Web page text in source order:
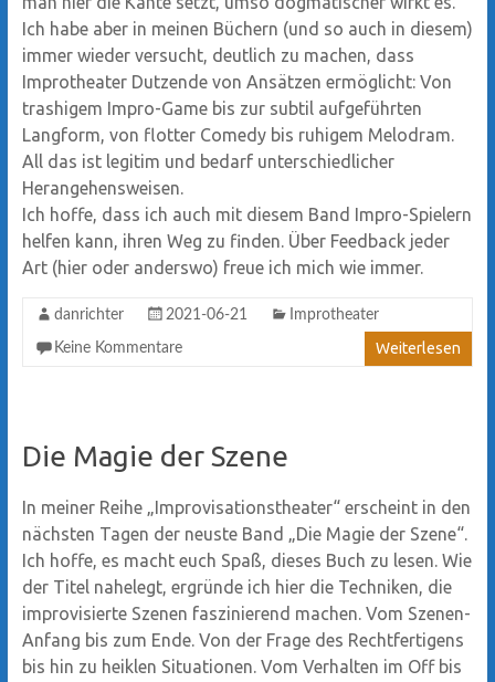
Ich habe aber in meinen Büchern (und so auch in diesem)
immer wieder versucht, deutlich zu machen, dass
Improtheater Dutzende von Ansätzen ermöglicht: Von
trashigem Impro-Game bis zur subtil aufgeführten
Langform, von flotter Comedy bis ruhigem Melodram.
All das ist legitim und bedarf unterschiedlicher
Herangehensweisen.
Ich hoffe, dass ich auch mit diesem Band Impro-Spielern
helfen kann, ihren Weg zu finden. Über Feedback jeder
Art (hier oder anderswo) freue ich mich wie immer.
danrichter 2021-06-21 Improtheater
Keine Kommentare Weiterlesen
Die Magie der Szene
In meiner Reihe „Improvisationstheater“ erscheint in den
nächsten Tagen der neuste Band „Die Magie der Szene“.
Ich hoffe, es macht euch Spaß, dieses Buch zu lesen. Wie
der Titel nahelegt, ergründe ich hier die Techniken, die
improvisierte Szenen faszinierend machen. Vom Szenen-
Anfang bis zum Ende. Von der Frage des Rechtfertigens
bis hin zu heiklen Situationen. Vom Verhalten im Off bis